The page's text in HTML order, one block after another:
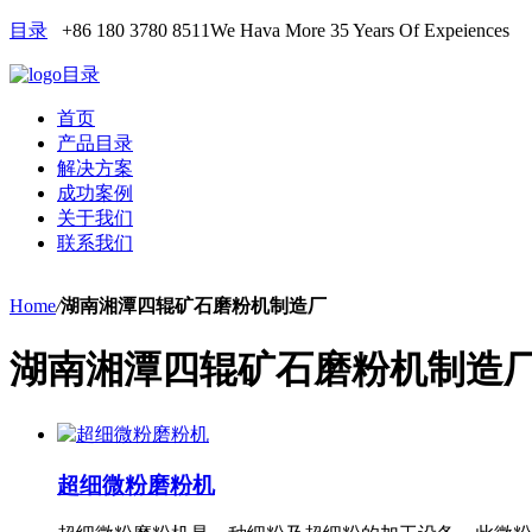
目录 +86 180 3780 8511We Hava More 35 Years Of Expeiences
目录
首页
产品目录
解决方案
成功案例
关于我们
联系我们
Home/湖南湘潭四辊矿石磨粉机制造厂
湖南湘潭四辊矿石磨粉机制造
超细微粉磨粉机